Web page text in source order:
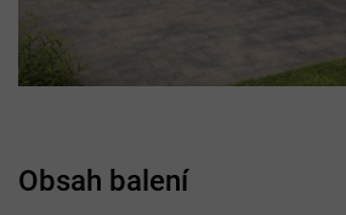
Obsah balení